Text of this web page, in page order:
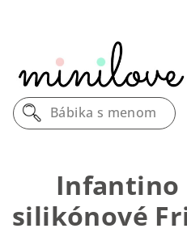
Bábika s menom
Infantino
silikónové